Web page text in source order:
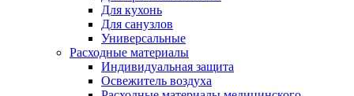
Для кухонь
Для санузлов
Универсальные
Расходные материалы
Индивидуальная защита
Освежитель воздуха